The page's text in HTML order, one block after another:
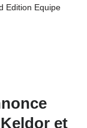
Edition Equipe
et